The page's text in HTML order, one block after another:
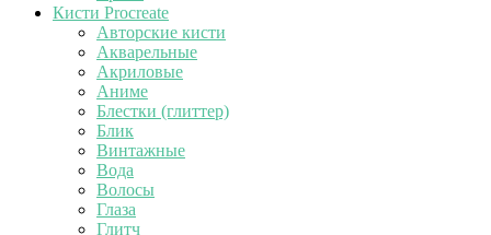
Кисти Procreate
Авторские кисти
Акварельные
Акриловые
Аниме
Блестки (глиттер)
Блик
Винтажные
Вода
Волосы
Глаза
Глитч